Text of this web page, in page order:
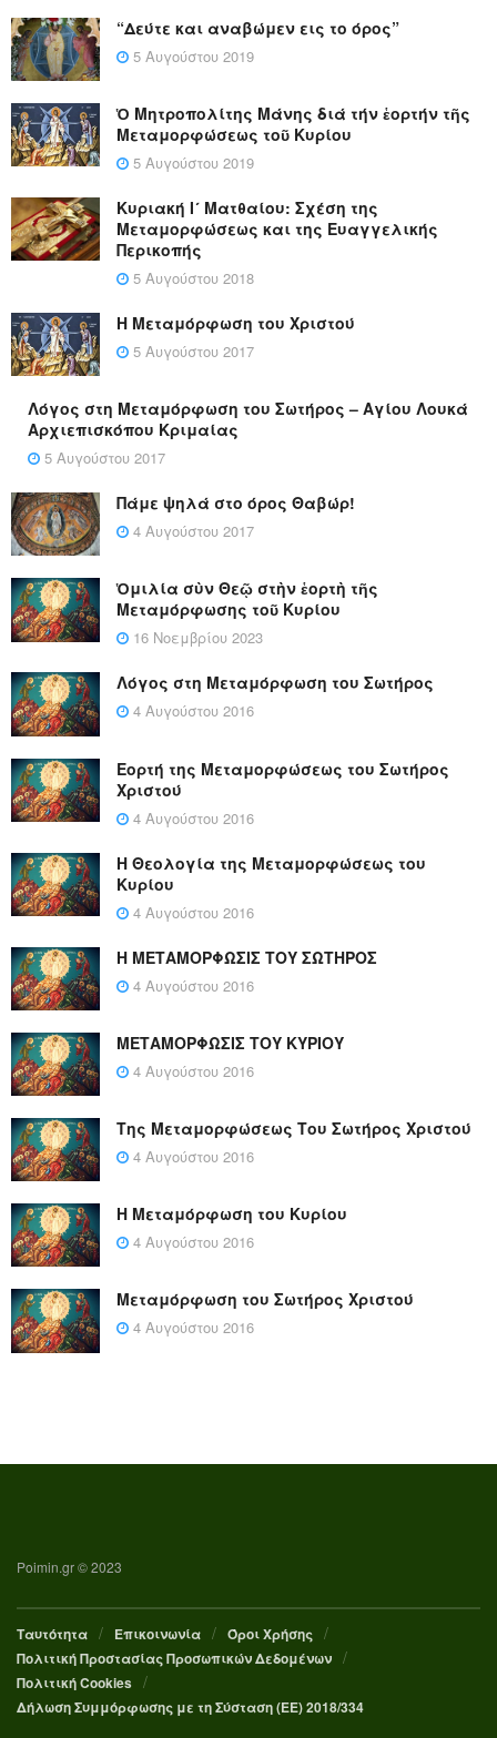
“Δεύτε και αναβώμεν εις το όρος”
5 Αυγούστου 2019
Ὁ Μητροπολίτης Μάνης διά τήν ἑορτήν τῆς
Μεταμορφώσεως τοῦ Κυρίου
5 Αυγούστου 2019
Κυριακή Ι´ Ματθαίου: Σχέση της
Μεταμορφώσεως και της Ευαγγελικής
Περικοπής
5 Αυγούστου 2018
Η Μεταμόρφωση του Χριστού
5 Αυγούστου 2017
Λόγος στη Μεταμόρφωση του Σωτήρος – Αγίου Λουκά
Αρχιεπισκόπου Κριμαίας
5 Αυγούστου 2017
Πάμε ψηλά στο όρος Θαβώρ!
4 Αυγούστου 2017
Ὁμιλία σὺν Θεῷ στὴν ἑορτὴ τῆς
Μεταμόρφωσης τοῦ Κυρίου
16 Νοεμβρίου 2023
Λόγος στη Μεταμόρφωση του Σωτήρος
4 Αυγούστου 2016
Εορτή της Μεταμορφώσεως του Σωτήρος
Χριστού
4 Αυγούστου 2016
Η Θεολογία της Μεταμορφώσεως του
Κυρίου
4 Αυγούστου 2016
Η ΜΕΤΑΜΟΡΦΩΣΙΣ ΤΟΥ ΣΩΤΗΡΟΣ
4 Αυγούστου 2016
ΜΕΤΑΜΟΡΦΩΣΙΣ ΤΟΥ ΚΥΡΙΟΥ
4 Αυγούστου 2016
Της Μεταμορφώσεως Του Σωτήρος Χριστού
4 Αυγούστου 2016
Η Μεταμόρφωση του Κυρίου
4 Αυγούστου 2016
Μεταμόρφωση του Σωτήρος Χριστού
4 Αυγούστου 2016
Poimin.gr © 2023
Ταυτότητα Επικοινωνία
Όροι Χρήσης
Πολιτική Προστασίας Προσωπικών Δεδομένων
Πολιτική Cookies
Δήλωση Συμμόρφωσης με τη Σύσταση (ΕΕ) 2018/334